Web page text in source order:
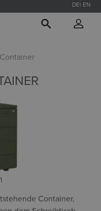
DE EN
Container
Container,